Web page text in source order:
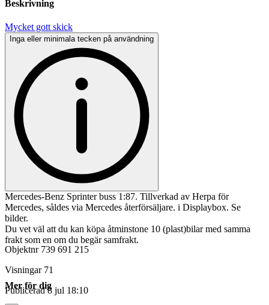
Beskrivning
Mycket gott skick
Inga eller minimala tecken på användning
Mercedes-Benz Sprinter buss 1:87. Tillverkad av Herpa för
Mercedes, såldes via Mercedes återförsäljare. i Displaybox. Se
bilder.
Du vet väl att du kan köpa åtminstone 10 (plast)bilar med samma
frakt som en om du begär samfrakt.
Objektnr 739 691 215
Visningar 71
Publicerad 8 jul 18:10
Mer för dig